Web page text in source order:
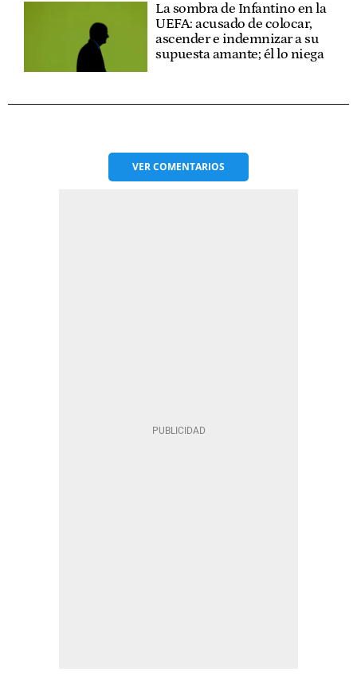
La sombra de Infantino en la
UEFA: acusado de colocar,
ascender e indemnizar a su
supuesta amante; él lo niega
VERCOMENTARIOS